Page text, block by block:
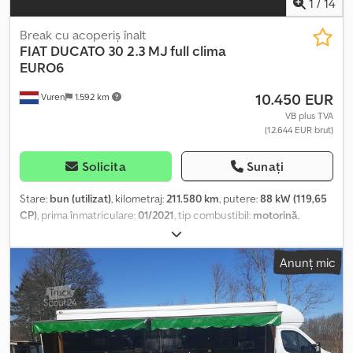
1 / 14
Vuren 1.592 km
Break cu acoperiș înalt
FIAT DUCATO 30 2.3 MJ full clima
EURO6
10.450 EUR
VB plus TVA
(12.644 EUR brut)
Solicita Sunați
Stare: bun (utilizat), kilometraj:211.580 km, putere:88 kW (119,65
CP), prima înmatriculare:01/2021, tip combustibil: motorină,
215/70R15
ampatament:3.450 mm, combustibil:motorină, culoare:negru,
cabină șofer:cabina de zi , tip de angrenaj: mecanic, numărul de
trepte de viteză:6 Euro 6, suspensie: altul, număr
de locuri:3, lungime totală: 5.550 mm , lățime totală:2.100 mm,
înălțime totală:2.600 mm, lungimea spațiului de încărcare:2.960
mm, lățimea spațiului de încărcare:1.850 mm, înălțime spațiu de
încărcare:
1.950 mm, An de fabricație: 2021 , Dotări:
ABS,
Anunț mic